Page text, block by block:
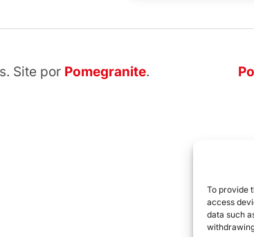
To provide
access
data such
Site por Pomegranite.